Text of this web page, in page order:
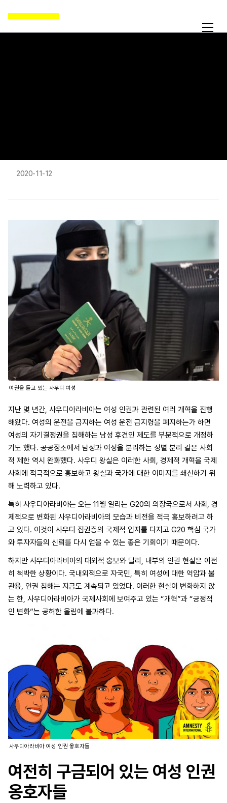
2020-11-12
여권을 들고 있는 사우디 여성
지난 몇 년간, 사우디아라비아는 여성 인권과 관련된 여러 개혁을 진행
해왔다. 여성의 운전을 금지하는 여성 운전 금지령을 폐지하는가 하면
여성의 자기결정권을 침해하는 남성 후견인 제도를 부분적으로 개정하
기도 했다. 공공장소에서 남성과 여성을 분리하는 성별 분리 같은 사회
적 제한 역시 완화했다. 사우디 왕실은 이러한 사회, 경제적 개혁을 국제
사회에 적극적으로 홍보하고 왕실과 국가에 대한 이미지를 쇄신하기 위
해 노력하고 있다.
특히 사우디아라비아는 오는 11월 열리는 G20의 의장국으로서 사회, 경
제적으로 변화된 사우디아라비아의 모습과 비전을 적극 홍보하려고 하
고 있다. 이것이 사우디 집권층의 국제적 입지를 다지고 G20 핵심 국가
와 투자자들의 신뢰를 다시 얻을 수 있는 좋은 기회이기 때문이다.
하지만 사우디아라비아의 대외적 홍보와 달리, 내부의 인권 현실은 여전
히 척박한 상황이다. 국내외적으로 자국민, 특히 여성에 대한 억압과 불
관용, 인권 침해는 지금도 계속되고 있었다. 이러한 현실이 변화하지 않
는 한, 사우디아라비아가 국제사회에 보여주고 있는 “개혁”과 “긍정적
인 변화”는 공허한 울림에 불과하다.
사우디아라비아 여성 인권 옿호자들
여전히 구금되어 있는 여성 인권
옹호자들